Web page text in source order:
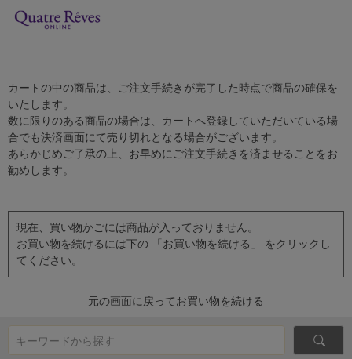
カートの中の商品は、ご注文手続きが完了した時点で商品の確保を
いたします。
数に限りのある商品の場合は、カートへ登録していただいている場
合でも決済画面にて売り切れとなる場合がございます。
あらかじめご了承の上、お早めにご注文手続きを済ませることをお
勧めします。
現在、買い物かごには商品が入っておりません。
お買い物を続けるには下の 「お買い物を続ける」 をクリックし
てください。
元の画面に戻ってお買い物を続ける
キーワードから探す